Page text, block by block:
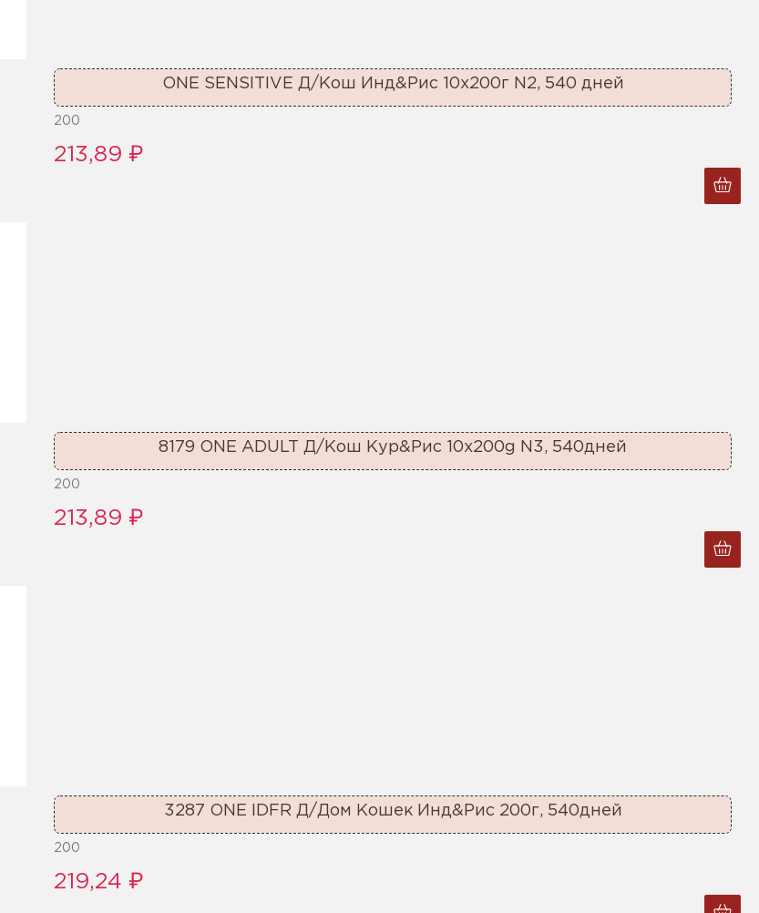
ONE SENSITIVE Д/Кош Инд&Рис 10x200г N2, 540 дней
200
213,89 ₽
8179 ONE ADULT Д/Кош Кур&Рис 10x200g N3, 540дней
200
213,89 ₽
3287 ONE IDFR Д/Дом Кошек Инд&Рис 200г, 540дней
200
219,24 ₽